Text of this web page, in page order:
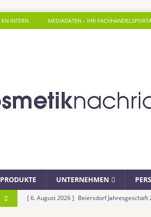
KN INTERN MEDIADATEN – IHR
PRODUKTE UNTERNEHMEN
[ 6. August 2026 ] Beiersdorf Jahresgeschäft